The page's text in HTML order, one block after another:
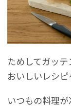
ためしてガッ
おいしいレシ
いつもの料理